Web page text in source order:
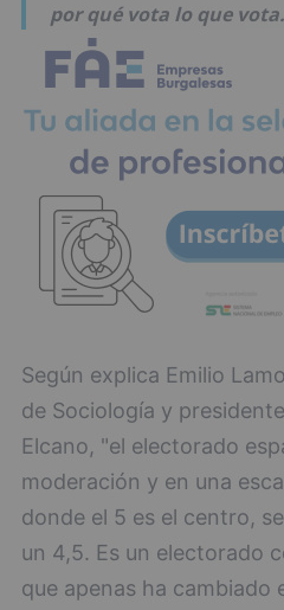
por qué vota lo que vota.
Según explica Emilio
de Sociología y
Elcano, "el electorado
moderación y en una
donde el 5 es el centro,
un 4,5. Es un electorado
que apenas ha cambiado